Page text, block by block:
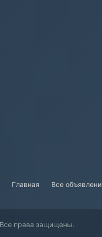
Главная Все
права защищены.